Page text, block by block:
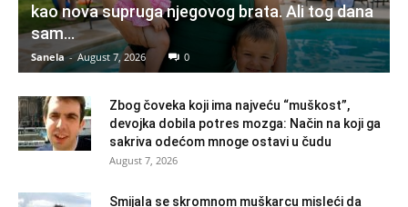
kao nova supruga njegovog brata. Ali tog dana
sam...
Sanela - August 7, 2026 0
Zbog čoveka koji ima najveću “muškost”,
devojka dobila potres mozga: Način na koji ga
sakriva odećom mnoge ostavi u čudu
August 7, 2026
Smijala se skromnom muškarcu misleći da